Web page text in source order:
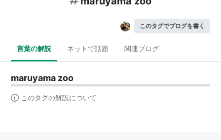
このタグでブログを書く
言葉の解説 ネットで話題 関連ブログ
maruyama zoo
このタグの解説について